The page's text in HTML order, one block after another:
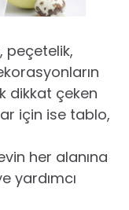
peçetelik,
dikkat çeken
için ise tablo,
her alanına
yardımcı